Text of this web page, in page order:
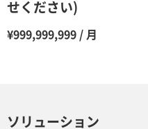
せください)
¥999,999,999 / 月
ソリューション